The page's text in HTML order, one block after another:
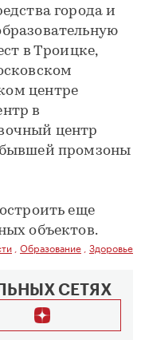
города и
в Троицке,
центре
в
центр
промзоны
еще
объектов.
Образование Здоровье
СЕТЯХ